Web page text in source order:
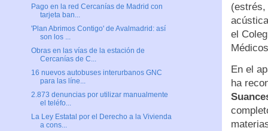
(estrés,
el
En el
ha
Pago en la red Cercanías de Madrid con
tarjeta ban...
'Plan Abrimos Contigo' de Avalmadrid: así
son los ...
Obras en las vías de la estación de
Cercanías de C...
16 nuevos autobuses interurbanos GNC
para las líne...
2.873 denuncias por utilizar manualmente
el teléfo...
La Ley Estatal por el Derecho a la Vivienda
a cons...